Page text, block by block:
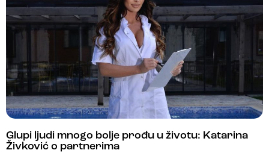
Glupi ljudi mnogo bolje prođu u životu: Katarina
Živković o partnerima